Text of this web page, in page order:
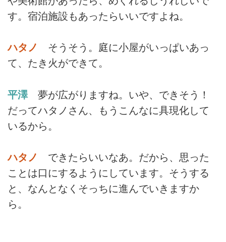
す。宿泊施設もあったらいいですよね。
ハタノ
そうそう。庭に小屋がいっぱいあっ
て、たき火ができて。
平澤夢が広がりますね。いや、できそう！
だってハタノさん、もうこんなに具現化して
いるから。
ハタノ
できたらいいなあ。だから、思った
ことは口にするようにしています。そうする
と、なんとなくそっちに進んでいきますか
ら。